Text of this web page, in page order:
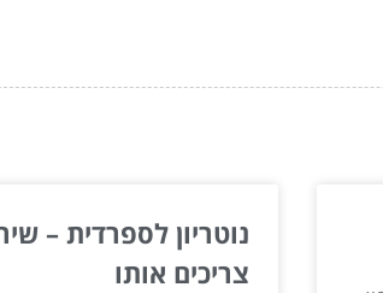
נוטריון לספרדית –
צריכים אותו